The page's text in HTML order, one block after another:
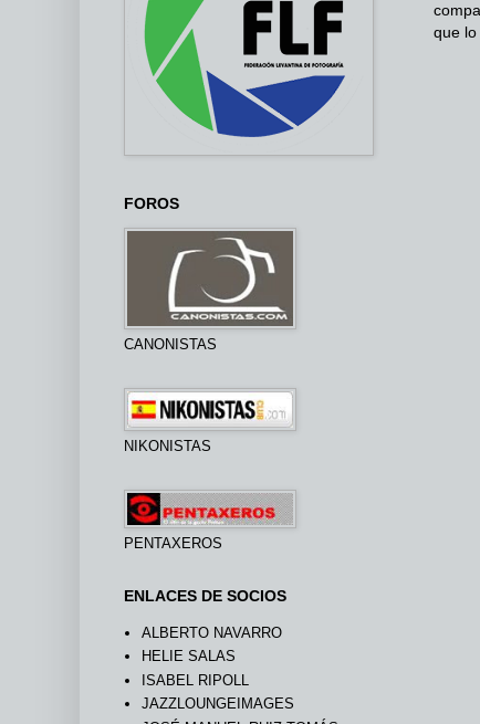
que lo
FOROS
CANONISTAS
NIKONISTAS
PENTAXEROS
ENLACES DE SOCIOS
ALBERTO NAVARRO
HELIE SALAS
ISABEL RIPOLL
JAZZLOUNGEIMAGES